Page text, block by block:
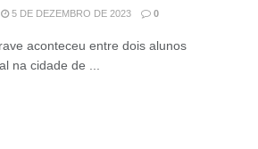
5 DE DEZEMBRO DE 2023 0
aconteceu entre dois alunos
na cidade de ...